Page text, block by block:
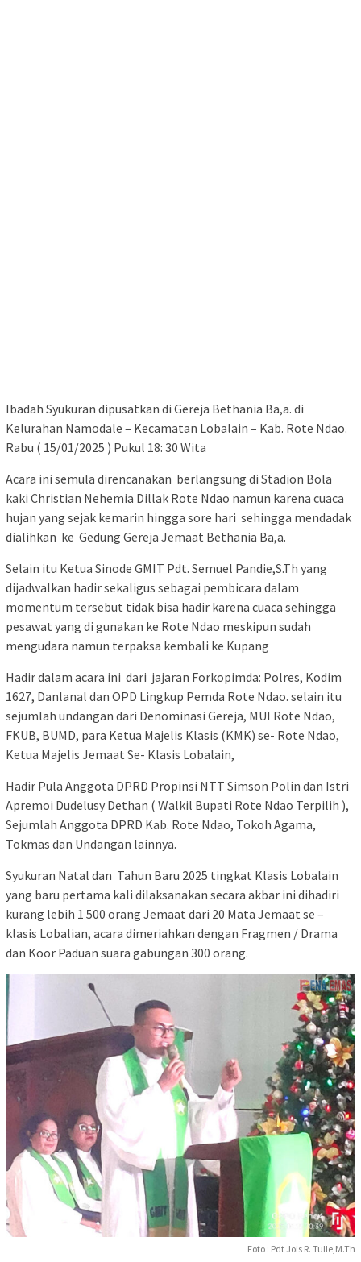
Ibadah Syukuran dipusatkan di Gereja Bethania Ba,a. di
Kelurahan Namodale – Kecamatan Lobalain – Kab. Rote Ndao.
Rabu ( 15/01/2025 ) Pukul 18: 30 Wita
Acara ini semula direncanakan berlangsung di Stadion Bola
kaki Christian Nehemia Dillak Rote Ndao namun karena cuaca
hujan yang sejak kemarin hingga sore hari sehingga mendadak
dialihkan ke Gedung Gereja Jemaat Bethania Ba,a.
Selain itu Ketua Sinode GMIT Pdt. Semuel Pandie,S.Th yang
dijadwalkan hadir sekaligus sebagai pembicara dalam
momentum tersebut tidak bisa hadir karena cuaca sehingga
pesawat yang di gunakan ke Rote Ndao meskipun sudah
mengudara namun terpaksa kembali ke Kupang
Hadir dalam acara ini dari jajaran Forkopimda: Polres, Kodim
1627, Danlanal dan OPD Lingkup Pemda Rote Ndao. selain itu
sejumlah undangan dari Denominasi Gereja, MUI Rote Ndao,
FKUB, BUMD, para Ketua Majelis Klasis (KMK) se- Rote Ndao,
Ketua Majelis Jemaat Se- Klasis Lobalain,
Hadir Pula Anggota DPRD Propinsi NTT Simson Polin dan Istri
Apremoi Dudelusy Dethan ( Walkil Bupati Rote Ndao Terpilih ),
Sejumlah Anggota DPRD Kab. Rote Ndao, Tokoh Agama,
Tokmas dan Undangan lainnya.
Syukuran Natal dan Tahun Baru 2025 tingkat Klasis Lobalain
yang baru pertama kali dilaksanakan secara akbar ini dihadiri
kurang lebih 1 500 orang Jemaat dari 20 Mata Jemaat se –
klasis Lobalian, acara dimeriahkan dengan Fragmen / Drama
dan Koor Paduan suara gabungan 300 orang.
Foto : Pdt Jois R. Tulle,M.Th